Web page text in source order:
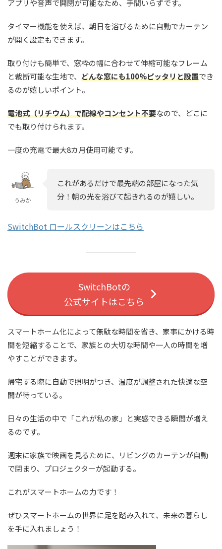
アプリや音声で開閉が可能なため、手間いらずです。
タイマー機能を使えば、朝日を浴びるために自動でカーテン
が開く設定もできます。
取り付けも簡単で、窓枠の幅に合わせて伸縮可能なフレーム
と裁断可能な生地で、 どんな窓にも100%ピッタリと設置でき
るのが嬉しいポイント。
電池式（リチウム）で配線やコンセント不要なので、どこに
でも取り付けられます。
一度の充電で最大8カ月使用可能です。
うみか
これがあるだけで最先端の部屋になった気
分！朝の光を浴びて起きれるのが嬉しい。
SwitchBot ロールスクリーンはこちら
SwitchBotの
公式サイトはこちら
スマートホーム化によって無駄な時間を省き、家事にかける時
間を短縮することで、家族との大切な時間や一人の時間を増
やすことができます。
帰宅する際に自動で照明がつき、温度が調整された快適な空
間が待っている。
日々の生活の中で「これが私の家」と実感できる瞬間が増え
るのです。
週末に家族で映画を見るために、リビングのカーテンが自動
で閉まり、プロジェクターが起動する。
これがスマートホームの力です！
ぜひスマートホームの世界に足を踏み入れて、未来の暮らし
を手に入れましょう！